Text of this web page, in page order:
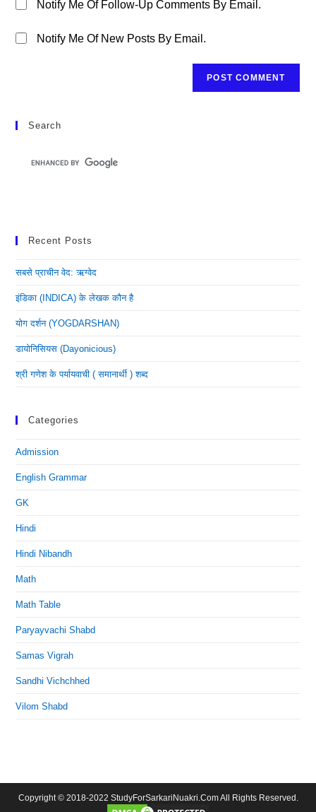
Notify Me Of Follow-Up Comments By Email.
Notify Me Of New Posts By Email.
Search
Recent Posts
सबसे प्राचीन वेद: ऋग्वेद
इंडिका (INDICA) के लेखक कौन है
योग दर्शन (YOGDARSHAN)
डायोनिसियस (dayonicious)
श्री गणेश के पर्यायवाची ( समानार्थी ) शब्द
Categories
Admission
English Grammar
GK
Hindi
Hindi Nibandh
Math
Math Table
Paryayvachi Shabd
Samas Vigrah
Sandhi Vichchhed
Vilom Shabd
Copyright © 2018-2022 StudyForSarkariNuakri.Com All Rights Reserved.